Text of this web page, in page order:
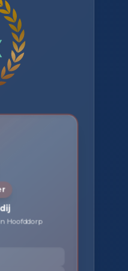
Hoofddorp